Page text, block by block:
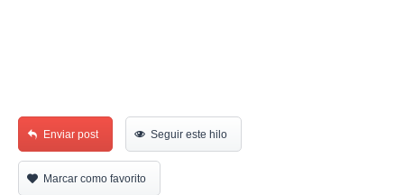
Enviar post Seguir este hilo
Marcar como favorito